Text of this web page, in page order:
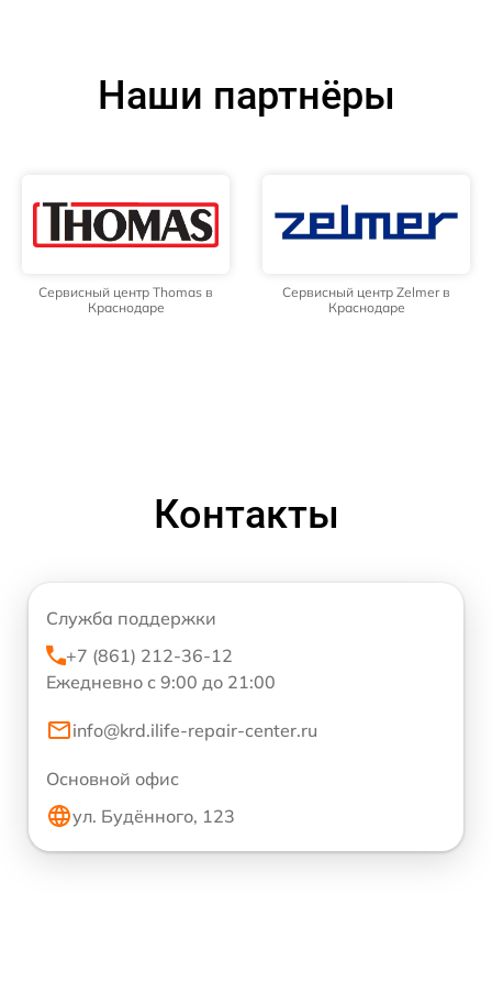
Наши партнёры
Сервисный центр Thomas в
Краснодаре
Сервисный центр Zelmer в
Краснодаре
Контакты
Служба поддержки
+7 (861) 212-36-12
Ежедневно с 9:00 до 21:00
info@krd.ilife-repair-center.ru
Основной офис
ул. Будённого, 123